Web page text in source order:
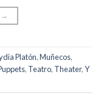
→
Platón,Muñecos,
, Teatro, Theater,Y